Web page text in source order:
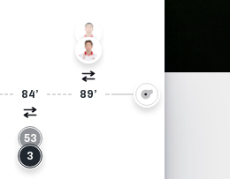
84’
3
53
38
37
89’